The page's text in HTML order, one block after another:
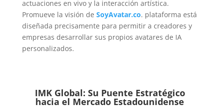
actuaciones en vivo y la interacción artística.
Promueve la visión de SoyAvatar.co. plataforma está
diseñada precisamente para permitir a creadores y
empresas desarrollar sus propios avatares de IA
personalizados.
IMK Global: Su Puente Estratégico
hacia el Mercado Estadounidense